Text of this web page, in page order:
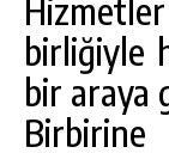
birliğiyle
bir araya
Birbirine